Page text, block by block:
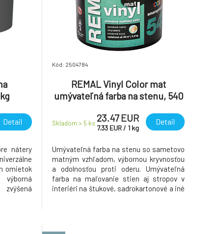
Detail
nátery
omietok
Kód: 2504784
REMAL Vinyl Color mat
umývateľná farba na stenu, 540
Skladom > 5 ks 23.47 EUR
7.33 EUR / 1 kg
Detail
Umývateľná farba na stenu so sametovo
matným vzhľadom, výbornou kryvnosťou
a odolnosťou proti oderu. Umývateľná
farba na maľovanie stien aj stropov v
interiéri na štukové, sadrokartonové a iné